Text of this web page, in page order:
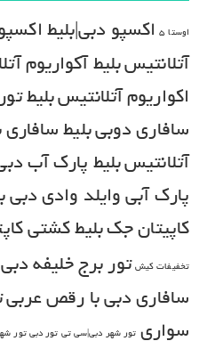
اوستا 5 اکسپو دبی|بلیط
آتلانتیسبلیط آکواریوم
اکواریوم آتلانتیسبلیط
سافاری دوبیبلیط سافاری
آتلانتیسبلیط پارک آب
پارک آبی وایلد وادی دبی
کاپیتان جکبلیط کشتی
تخفیفات کیش تور برج خلیفه دبی
سافاری دبی با رقص عربی
سواری تور شهر دبی|سی تی تور دبی تور